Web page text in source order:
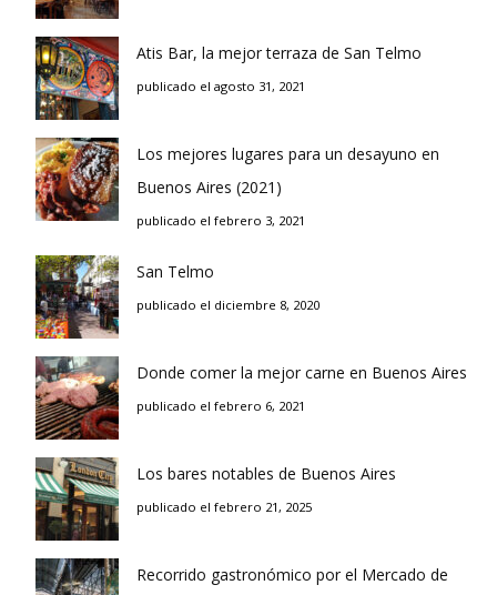
Atis Bar, la mejor terraza de San Telmo
publicado el agosto 31, 2021
Los mejores lugares para un desayuno en
Buenos Aires (2021)
publicado el febrero 3, 2021
San Telmo
publicado el diciembre 8, 2020
Donde comer la mejor carne en Buenos Aires
publicado el febrero 6, 2021
Los bares notables de Buenos Aires
publicado el febrero 21, 2025
Recorrido gastronómico por el Mercado de